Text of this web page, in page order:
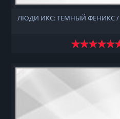
ЛЮДИ ИКС: ТЕМНЫЙ ФЕНИКС / X-